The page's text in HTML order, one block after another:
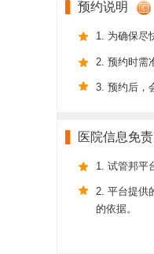
预约说明
1. 为确保尽
2. 预约时需
3. 预约后，
医院信息免
1. 试管邦平
2. 平台提供
的依据。